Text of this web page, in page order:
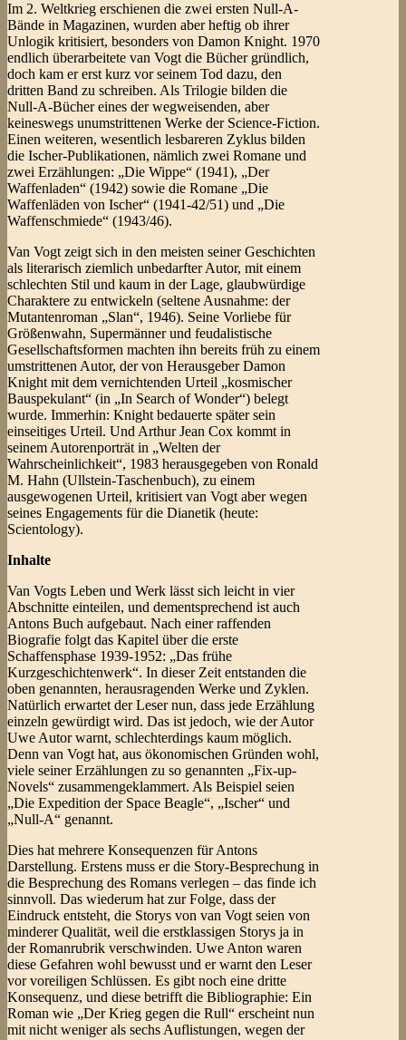
Im 2. Weltkrieg erschienen die zwei ersten Null-A-
Bände in Magazinen, wurden aber heftig ob ihrer
Unlogik kritisiert, besonders von Damon Knight. 1970
endlich überarbeitete van Vogt die Bücher gründlich,
doch kam er erst kurz vor seinem Tod dazu, den
dritten Band zu schreiben. Als Trilogie bilden die
Null-A-Bücher eines der wegweisenden, aber
keineswegs unumstrittenen Werke der Science-Fiction.
Einen weiteren, wesentlich lesbareren Zyklus bilden
die Ischer-Publikationen, nämlich zwei Romane und
zwei Erzählungen: „Die Wippe“ (1941), „Der
Waffenladen“ (1942) sowie die Romane „Die
Waffenläden von Ischer“ (1941-42/51) und „Die
Waffenschmiede“ (1943/46).
Van Vogt zeigt sich in den meisten seiner Geschichten
als literarisch ziemlich unbedarfter Autor, mit einem
schlechten Stil und kaum in der Lage, glaubwürdige
Charaktere zu entwickeln (seltene Ausnahme: der
Mutantenroman „Slan“, 1946). Seine Vorliebe für
Größenwahn, Supermänner und feudalistische
Gesellschaftsformen machten ihn bereits früh zu einem
umstrittenen Autor, der von Herausgeber Damon
Knight mit dem vernichtenden Urteil „kosmischer
Bauspekulant“ (in „In Search of Wonder“) belegt
wurde. Immerhin: Knight bedauerte später sein
einseitiges Urteil. Und Arthur Jean Cox kommt in
seinem Autorenporträt in „Welten der
Wahrscheinlichkeit“, 1983 herausgegeben von Ronald
M. Hahn (Ullstein-Taschenbuch), zu einem
ausgewogenen Urteil, kritisiert van Vogt aber wegen
seines Engagements für die Dianetik (heute:
Scientology).
Inhalte
Van Vogts Leben und Werk lässt sich leicht in vier
Abschnitte einteilen, und dementsprechend ist auch
Antons Buch aufgebaut. Nach einer raffenden
Biografie folgt das Kapitel über die erste
Schaffensphase 1939-1952: „Das frühe
Kurzgeschichtenwerk“. In dieser Zeit entstanden die
oben genannten, herausragenden Werke und Zyklen.
Natürlich erwartet der Leser nun, dass jede Erzählung
einzeln gewürdigt wird. Das ist jedoch, wie der Autor
Uwe Autor warnt, schlechterdings kaum möglich.
Denn van Vogt hat, aus ökonomischen Gründen wohl,
viele seiner Erzählungen zu so genannten „Fix-up-
Novels“ zusammengeklammert. Als Beispiel seien
„Die Expedition der Space Beagle“, „Ischer“ und
„Null-A“ genannt.
Dies hat mehrere Konsequenzen für Antons
Darstellung. Erstens muss er die Story-Besprechung in
die Besprechung des Romans verlegen – das finde ich
sinnvoll. Das wiederum hat zur Folge, dass der
Eindruck entsteht, die Storys von van Vogt seien von
minderer Qualität, weil die erstklassigen Storys ja in
der Romanrubrik verschwinden. Uwe Anton waren
diese Gefahren wohl bewusst und er warnt den Leser
vor voreiligen Schlüssen. Es gibt noch eine dritte
Konsequenz, und diese betrifft die Bibliographie: Ein
Roman wie „Der Krieg gegen die Rull“ erscheint nun
mit nicht weniger als sechs Auflistungen, wegen der